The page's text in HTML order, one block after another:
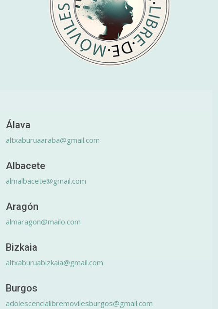
Álava
altxaburuaaraba@gmail.com
Albacete
almalbacete@gmail.com
Aragón
almaragon@mailo.com
Bizkaia
altxaburuabizkaia@gmail.com
Burgos
adolescencialibremovilesburgos@gmail.com